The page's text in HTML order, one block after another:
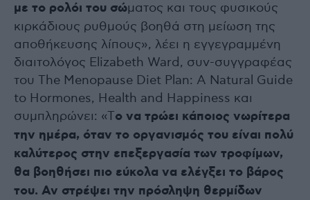
με το ρολόι του σώματος και τους φυσικούς
κιρκάδιους ρυθμούς βοηθά στη μείωση της
αποθήκευσης λίπους», λέει η εγγεγραμμένη
διαιτολόγος Elizabeth Ward, συν-συγγραφέας
του The Menopause Diet Plan: A Natural Guide
to Hormones, Health and Happiness και
συμπληρώνει: «Το να τρώει κάποιος νωρίτερα
την ημέρα, όταν το οργανισμός του είναι πολύ
καλύτερος στην επεξεργασία των τροφίμων,
θα βοηθήσει πιο εύκολα να ελέγξει το βάρος
του. Αν στρέψει την πρόσληψη θερμίδων